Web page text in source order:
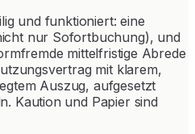
und funktioniert: eine
nur Sofortbuchung), und
mittelfristige Abrede
mit klarem,
Auszug, aufgesetzt
Kaution und Papier sind